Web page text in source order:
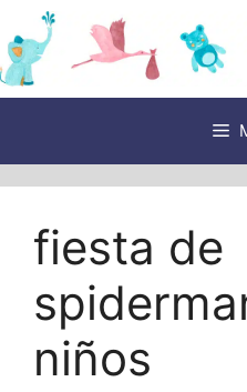
Saltar
al
contenido
fiesta de
niños